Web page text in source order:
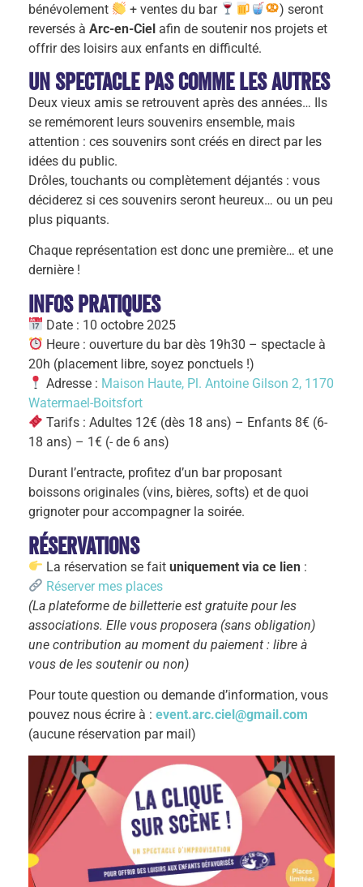
bénévolement
+ ventes du bar
) seront
reversés à Arc-en-Ciel afin de soutenir nos projets et
offrir des loisirs aux enfants en difficulté.
Un spectacle pas comme les autres
Deux vieux amis se retrouvent après des années… Ils
se remémorent leurs souvenirs ensemble, mais
attention : ces souvenirs sont créés en direct par les
idées du public.
Drôles, touchants ou complètement déjantés : vous
déciderez si ces souvenirs seront heureux… ou un peu
plus piquants.
Chaque représentation est donc une première… et une
dernière !
Infos pratiques
Date : 10 octobre 2025
Heure : ouverture du bar dès 19h30 – spectacle à
20h (placement libre, soyez ponctuels !)
Adresse : Maison Haute, Pl. Antoine Gilson 2, 1170
Watermael-Boitsfort
Tarifs : Adultes 12€ (dès 18 ans) – Enfants 8€ (6-
18 ans) – 1€ (- de 6 ans)
Durant l’entracte, profitez d’un bar proposant
boissons originales (vins, bières, softs) et de quoi
grignoter pour accompagner la soirée.
Réservations
La réservation se faituniquement via ce lien :
Réserver mes places
(La plateforme de billetterie est gratuite pour les
associations. Elle vous proposera (sans obligation)
une contribution au moment du paiement : libre à
vous de les soutenir ou non)
Pour toute question ou demande d’information, vous
pouvez nous écrire à : event.arc.ciel@gmail.com
(aucune réservation par mail)